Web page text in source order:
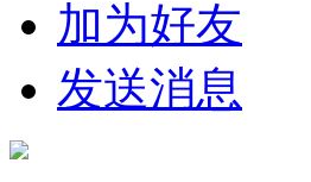
加为好友
发送消息